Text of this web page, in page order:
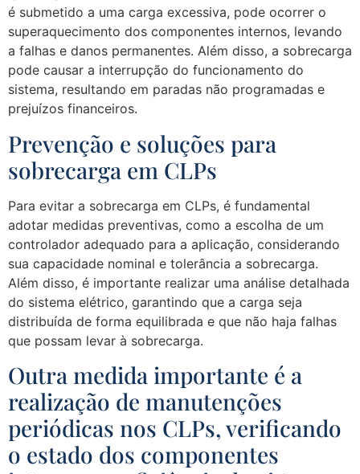
é submetido a uma carga excessiva, pode ocorrer o
superaquecimento dos componentes internos, levando
a falhas e danos permanentes. Além disso, a sobrecarga
pode causar a interrupção do funcionamento do
sistema, resultando em paradas não programadas e
prejuízos financeiros.
Prevenção e soluções para
sobrecarga em CLPs
Para evitar a sobrecarga em CLPs, é fundamental
adotar medidas preventivas, como a escolha de um
controlador adequado para a aplicação, considerando
sua capacidade nominal e tolerância a sobrecarga.
Além disso, é importante realizar uma análise detalhada
do sistema elétrico, garantindo que a carga seja
distribuída de forma equilibrada e que não haja falhas
que possam levar à sobrecarga.
Outra medida importante é a
realização de manutenções
periódicas nos CLPs, verificando
o estado dos componentes